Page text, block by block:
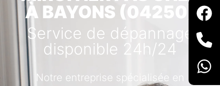
À BAYONS (04250)
Service de dépannage
disponible 24h/24
Notre entreprise spécialisée en